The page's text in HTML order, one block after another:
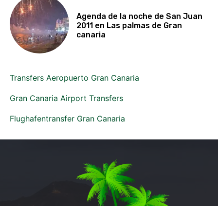
Agenda de la noche de San Juan
2011 en Las palmas de Gran
canaria
Transfers Aeropuerto Gran Canaria
Gran Canaria Airport Transfers
Flughafentransfer Gran Canaria